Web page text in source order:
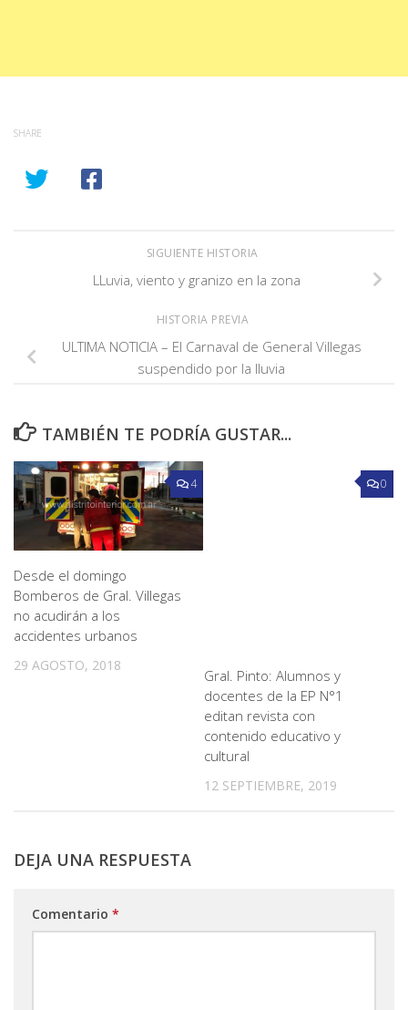
SHARE
SIGUIENTE HISTORIA
LLuvia, viento y granizo en la zona
HISTORIA PREVIA
ULTIMA NOTICIA – El Carnaval de General Villegas
suspendido por la lluvia
TAMBIÉN TE PODRÍA GUSTAR...
4
Desde el domingo
Bomberos de Gral. Villegas
no acudirán a los
accidentes urbanos
29 AGOSTO, 2018
0
Gral. Pinto: Alumnos y
docentes de la EP N°1
editan revista con
contenido educativo y
cultural
12 SEPTIEMBRE, 2019
DEJA UNA RESPUESTA
Comentario *